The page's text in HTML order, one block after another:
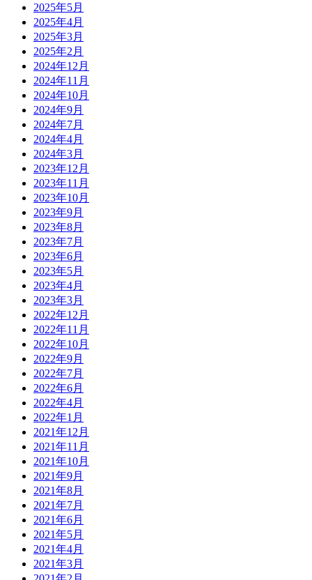
2025年5月
2025年4月
2025年3月
2025年2月
2024年12月
2024年11月
2024年10月
2024年9月
2024年7月
2024年4月
2024年3月
2023年12月
2023年11月
2023年10月
2023年9月
2023年8月
2023年7月
2023年6月
2023年5月
2023年4月
2023年3月
2022年12月
2022年11月
2022年10月
2022年9月
2022年7月
2022年6月
2022年4月
2022年1月
2021年12月
2021年11月
2021年10月
2021年9月
2021年8月
2021年7月
2021年6月
2021年5月
2021年4月
2021年3月